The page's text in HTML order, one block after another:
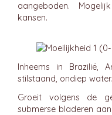
aangeboden.
kansen.
Inheems in Brazilië,
stilstaand, ondiep water.
Groeit volgens de
submerse bladeren